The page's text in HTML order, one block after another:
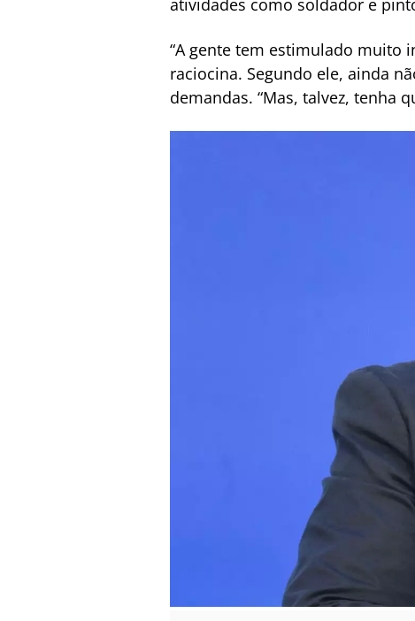
“A gente tem estimulado muito
raciocina. Segundo ele, ainda
demandas. “Mas, talvez, tenha